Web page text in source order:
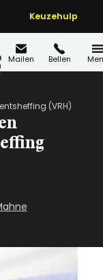
Keuzehulp
Mailen Bellen
(VRH)